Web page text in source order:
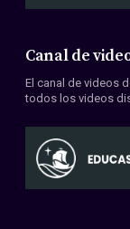
Canal de
El canal de videos
todos los videos